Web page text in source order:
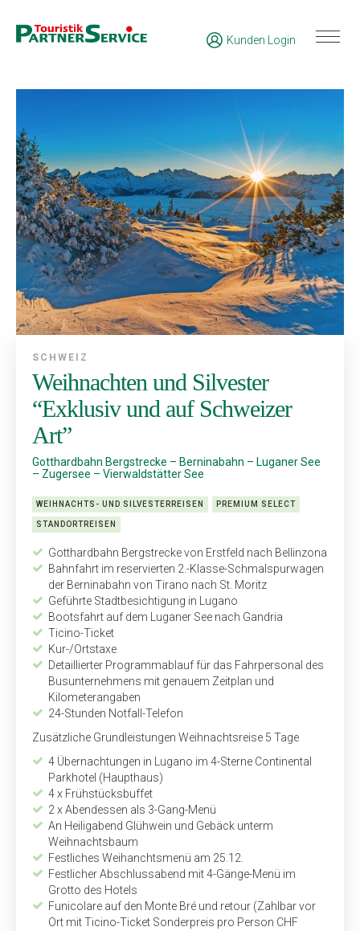
Kunden Login
SCHWEIZ
Weihnachten und Silvester
“Exklusiv und auf Schweizer
Art”
Gotthardbahn Bergstrecke – Berninabahn – Luganer See
– Zugersee – Vierwaldstätter See
WEIHNACHTS- UND SILVESTERREISEN PREMIUM SELECT
STANDORTREISEN
Gotthardbahn Bergstrecke von Erstfeld nach Bellinzona
Bahnfahrt im reservierten 2.-Klasse-Schmalspurwagen
der Berninabahn von Tirano nach St. Moritz
Geführte Stadtbesichtigung in Lugano
Bootsfahrt auf dem Luganer See nach Gandria
Ticino-Ticket
Kur-/Ortstaxe
Detaillierter Programmablauf für das Fahrpersonal des
Busunternehmens mit genauem Zeitplan und
Kilometerangaben
24-Stunden Notfall-Telefon
Zusätzliche Grundleistungen Weihnachtsreise 5 Tage
4 Übernachtungen in Lugano im 4-Sterne Continental
Parkhotel (Haupthaus)
4 x Frühstücksbuffet
2 x Abendessen als 3-Gang-Menü
An Heiligabend Glühwein und Gebäck unterm
Weihnachtsbaum
Festliches Weihanchtsmenü am 25.12.
Festlicher Abschlussabend mit 4-Gänge-Menü im
Grotto des Hotels
Funicolare auf den Monte Bré und retour (Zahlbar vor
Ort mit Ticino-Ticket Sonderpreis pro Person CHF